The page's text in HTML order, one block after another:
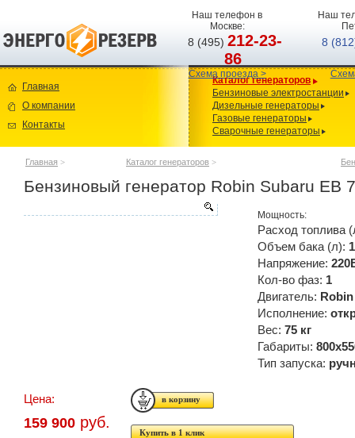
Наш телефон в
Москве:
8 (495)212-23-
86
Схема проезда >
Наш
8
Главная
О компании
Контакты
Каталог генераторов
Бензиновые электростанции
Дизельные генераторы
Газовые генераторы
Сварочные генераторы
Главная > Каталог генераторов >
Бензиновый генератор Robin Subaru EB
Мощность:
Расход топлива
Объем бака (л):
Напряжение:
Кол-во фаз: 1
Двигатель:
Исполнение:
Вес: 75 кг
Габариты:
Тип запуска:
Цена:
159 900 руб.
Купить в 1 клик